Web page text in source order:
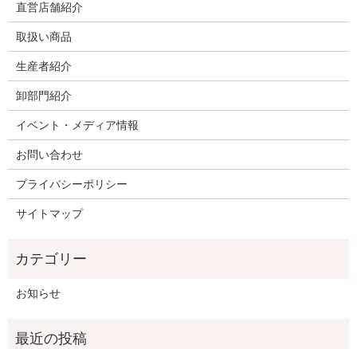
直営店舗紹介
取扱い商品
生産者紹介
卸部門紹介
イベント・メディア情報
お問い合わせ
プライバシーポリシー
サイトマップ
お知らせ